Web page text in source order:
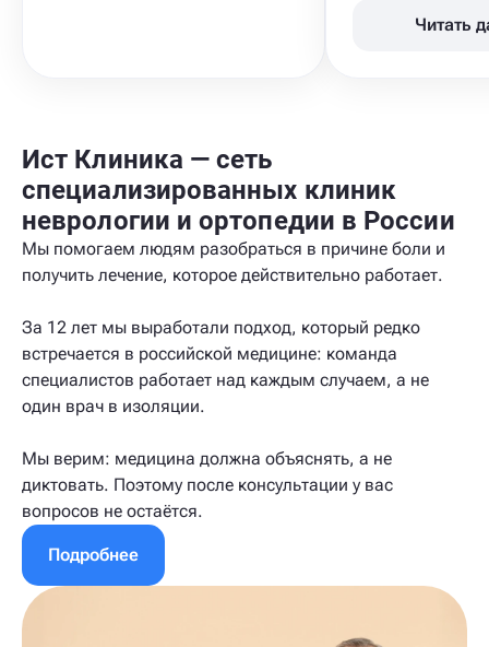
Читать
Ист Клиника — сеть
специализированных клиник
неврологии и ортопедии в России
Мы помогаем людям разобраться в причине боли и
получить лечение, которое действительно работает.
За 12 лет мы выработали подход, который редко
встречается в российской медицине: команда
специалистов работает над каждым случаем, а не
один врач в изоляции.
Мы верим: медицина должна объяснять, а не
диктовать. Поэтому после консультации у вас
вопросов не остаётся.
Подробнее